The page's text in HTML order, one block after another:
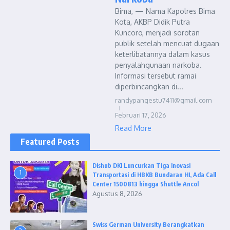
Bima, — Nama Kapolres Bima
Kota, AKBP Didik Putra
Kuncoro, menjadi sorotan
publik setelah mencuat dugaan
keterlibatannya dalam kasus
penyalahgunaan narkoba.
Informasi tersebut ramai
diperbincangkan di...
randypangestu7411@gmail.com
Februari 17, 2026
Read More
Featured Posts
1
Dishub DKI Luncurkan Tiga Inovasi
Transportasi di HBKB Bundaran HI, Ada Call
Center 1500813 hingga Shuttle Ancol
Agustus 8, 2026
Swiss German University Berangkatkan